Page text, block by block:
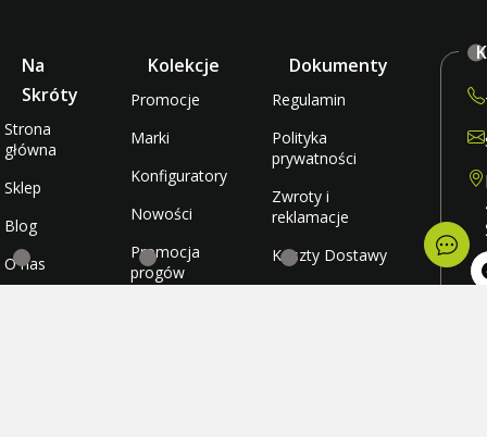
Na
Skróty
Strona
główna
Sklep
Blog
O nas
Kolekcje
Promocje
Marki
Konfiguratory
Nowości
Promocja
progów
Dokumenty
Regulamin
Polityka
prywatności
Zwroty i
reklamacje
Koszty Dostawy